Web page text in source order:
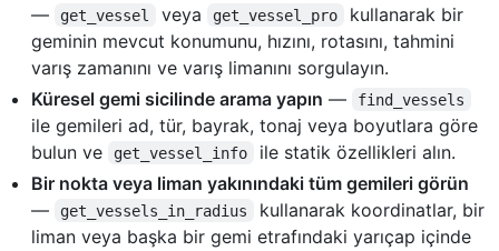
—
get_vessel veya get_vessel_pro
kullanarak bir
geminin mevcut konumunu, hızını, rotasını, tahmini
varış zamanını ve varış limanını sorgulayın.
Küresel gemi sicilinde arama yapın — find_vessels
ile gemileri ad, tür, bayrak, tonaj veya boyutlara göre
bulun ve
get_vessel_info
ile statik özellikleri alın.
Bir nokta veya liman yakınındaki tüm gemileri görün
—
get_vessels_in_radius
kullanarak koordinatlar, bir
liman veya başka bir gemi etrafındaki yarıçap içinde